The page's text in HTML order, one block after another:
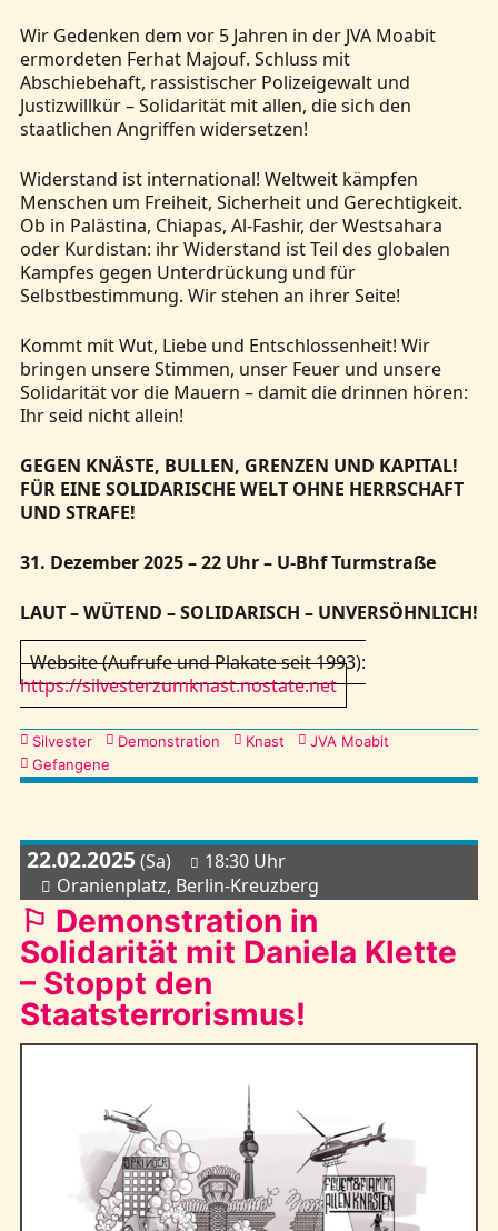
Wir Gedenken dem vor 5 Jahren in der JVA Moabit
ermordeten Ferhat Majouf. Schluss mit
Abschiebehaft, rassistischer Polizeigewalt und
Justizwillkür – Solidarität mit allen, die sich den
staatlichen Angriffen widersetzen!
Widerstand ist international! Weltweit kämpfen
Menschen um Freiheit, Sicherheit und Gerechtigkeit.
Ob in Palästina, Chiapas, Al-Fashir, der Westsahara
oder Kurdistan: ihr Widerstand ist Teil des globalen
Kampfes gegen Unterdrückung und für
Selbstbestimmung. Wir stehen an ihrer Seite!
Kommt mit Wut, Liebe und Entschlossenheit! Wir
bringen unsere Stimmen, unser Feuer und unsere
Solidarität vor die Mauern – damit die drinnen hören:
Ihr seid nicht allein!
GEGEN KNÄSTE, BULLEN, GRENZEN UND KAPITAL!
FÜR EINE SOLIDARISCHE WELT OHNE HERRSCHAFT
UND STRAFE!
31. Dezember 2025 – 22 Uhr – U-Bhf Turmstraße
LAUT – WÜTEND – SOLIDARISCH – UNVERSÖHNLICH!
Website (Aufrufe und Plakate seit 1993):
https://silvesterzumknast.nostate.net
Kategorien
Silvester Demonstration Knast
JVA Moabit
Gefangene
22.02.2025 (Sa)
18:30 Uhr
Oranienplatz, Berlin-Kreuzberg
⚐ Demonstration in
Solidarität mit Daniela Klette
– Stoppt den
Staatsterrorismus!